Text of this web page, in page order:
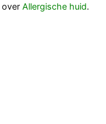
over Allergische huid.